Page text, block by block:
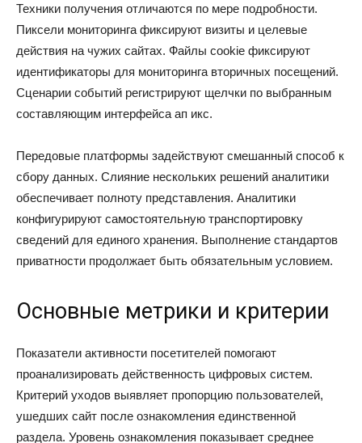
Техники получения отличаются по мере подробности.
Пиксели мониторинга фиксируют визиты и целевые
действия на чужих сайтах. Файлы cookie фиксируют
идентификаторы для мониторинга вторичных посещений.
Сценарии событий регистрируют щелчки по выбранным
составляющим интерфейса ап икс.
Передовые платформы задействуют смешанный способ к
сбору данных. Слияние нескольких решений аналитики
обеспечивает полноту представления. Аналитики
конфигурируют самостоятельную транспортировку
сведений для единого хранения. Выполнение стандартов
приватности продолжает быть обязательным условием.
Основные метрики и критерии
Показатели активности посетителей помогают
проанализировать действенность цифровых систем.
Критерий уходов выявляет пропорцию пользователей,
ушедших сайт после ознакомления единственной
раздела. Уровень ознакомления показывает среднее